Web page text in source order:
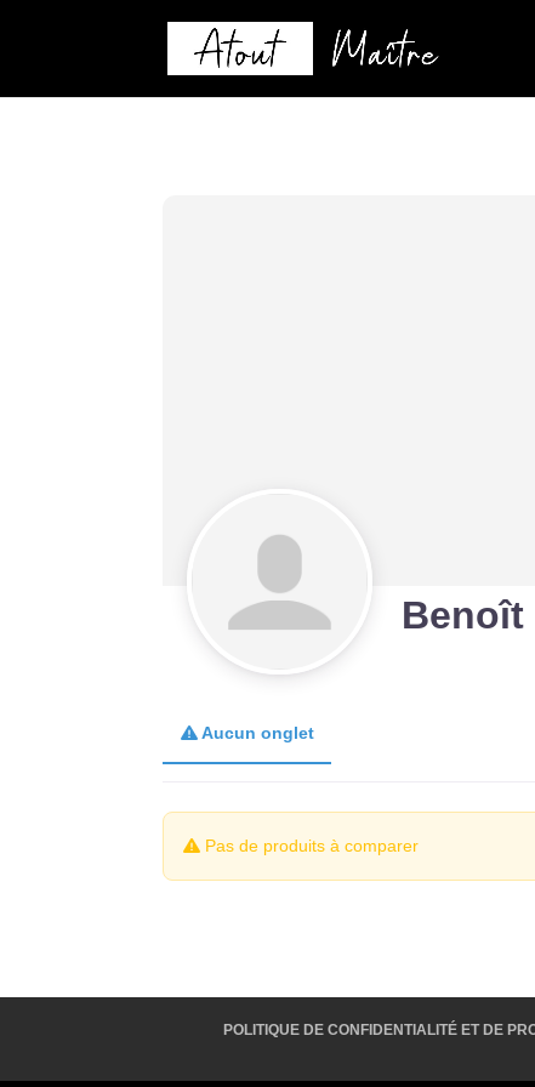
Benoît
Aucun onglet
Pas de produits à comparer
POLITIQUE DE CONFIDENTIALITÉ ET DE